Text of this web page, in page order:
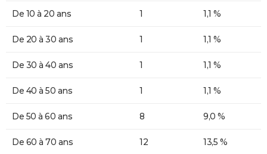
De 10 à 20 ans 1 1,1 %
De 20 à 30 ans 1 1,1 %
De 30 à 40 ans 1 1,1 %
De 40 à 50 ans 1 1,1 %
De 50 à 60 ans 8 9,0 %
De 60 à 70 ans 12 13,5 %